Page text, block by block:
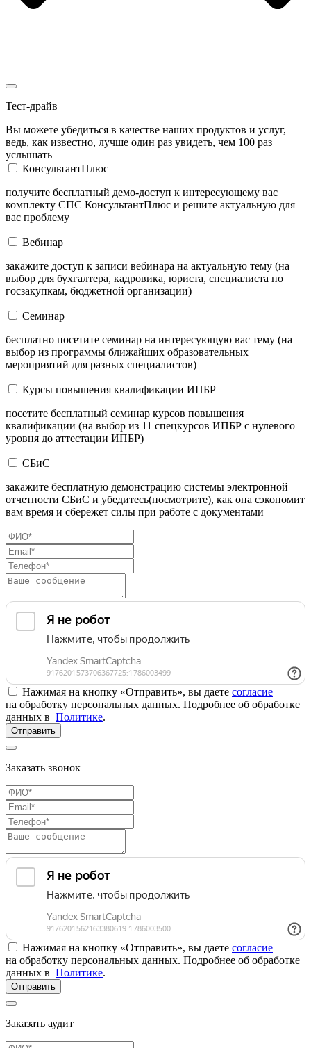
Тест-драйв
Вы можете убедиться в качестве наших продуктов и услуг,
ведь, как известно, лучше один раз увидеть, чем 100 раз
услышать
КонсультантПлюс
получите бесплатный демо-доступ к интересующему вас
комплекту СПС КонсультантПлюс и решите актуальную для
вас проблему
Вебинар
закажите доступ к записи вебинара на актуальную тему (на
выбор для бухгалтера, кадровика, юриста, специалиста по
госзакупкам, бюджетной организации)
Семинар
бесплатно посетите семинар на интересующую вас тему (на
выбор из программы ближайших образовательных
мероприятий для разных специалистов)
Курсы повышения квалификации ИПБР
посетите бесплатный семинар курсов повышения
квалификации (на выбор из 11 спецкурсов ИПБР с нулевого
уровня до аттестации ИПБР)
СБиС
закажите бесплатную демонстрацию системы электронной
отчетности СБиС и убедитесь(посмотрите), как она сэкономит
вам время и сбережет силы при работе с документами
Нажимая на кнопку «Отправить», вы даете согласие
на обработку персональных данных. Подробнее об обработке
данных в Политике.
Отправить
Заказать звонок
Нажимая на кнопку «Отправить», вы даете согласие
на обработку персональных данных. Подробнее об обработке
данных в Политике.
Отправить
Заказать аудит